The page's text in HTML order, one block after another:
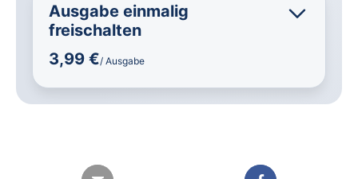
Ausgabe einmalig
freischalten
3,99 €/ Ausgabe